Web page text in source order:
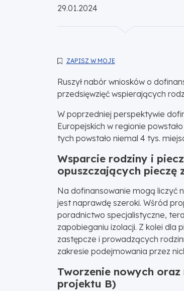
Opublikowano:
29.01.2024
ZAPISZ W MOJE
Ruszył nabór wniosków o
przedsięwzięć wspierających
W poprzedniej perspektywie
Europejskich w regionie
tych powstało niemal 4 tys.
Wsparcie rodziny i
opuszczających pieczę
Na dofinansowanie mogą liczyć
jest naprawdę szeroki. Wśród
poradnictwo specjalistyczne,
zapobieganiu izolacji. Z kolei dla
zastępcze i prowadzących
zakresie podejmowania przez
Tworzenie nowych
projektu B)